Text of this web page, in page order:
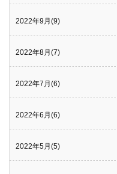
2022年9月(9)
2022年8月(7)
2022年7月(6)
2022年6月(6)
2022年5月(5)